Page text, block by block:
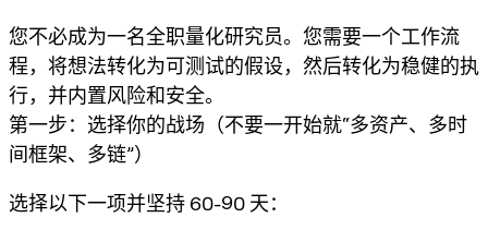
您不必成为一名全职量化研究员。您需要一个工作流
程，将想法转化为可测试的假设，然后转化为稳健的执
行，并内置风险和安全。
第一步：选择你的战场（不要一开始就“多资产、多时
间框架、多链”）
选择以下一项并坚持 60-90 天：